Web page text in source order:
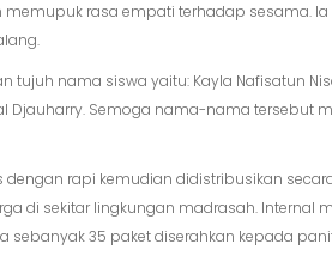
rasa empati terhadap sesama.
tujuh nama siswa yaitu: Kayla Nafisatun
Djauharry. Semoga nama-nama
rapi kemudian didistribusikan
di sekitar lingkungan madrasah.
35 paket diserahkan kepada